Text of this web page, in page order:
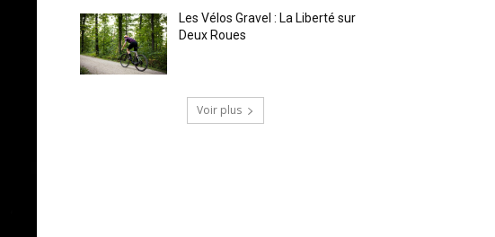
Les Vélos Gravel : La Liberté sur
Deux Roues
Voir plus